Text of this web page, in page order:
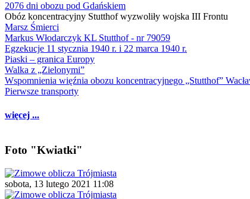
2076 dni obozu pod Gdańskiem
Obóz koncentracyjny Stutthof wyzwoliły wojska III Frontu
Marsz Śmierci
Markus Włodarczyk KL Stutthof - nr 79059
Egzekucje 11 stycznia 1940 r. i 22 marca 1940 r.
Piaski – granica Europy
Walka z „Zielonymi”
Wspomnienia więźnia obozu koncentracyjnego „Stutthof”
Pierwsze transporty
więcej ...
Foto "Kwiatki"
sobota, 13 lutego 2021 11:08